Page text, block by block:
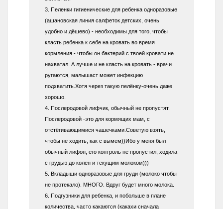
3. Пеленки гигиенические для ребенка одноразовые
(ашановская линия салфеток детских, очень
удобно и дёшево) - необходимы для того, чтобы
класть ребенка к себе на кровать во время
кормления - чтобы он бактерий с твоей кровати не
нахватал. А лучше и не класть на кровать - врачи
ругаются, малышаст может инфекцию
подхватить.Хотя через такую пелёнку-очень даже
хорошо.
4. Послеродовой лифчик, обычный не пропустят.
Послеродовой -это для кормящих мам, с
отстёгивающимися чашечками.Советую взять,
чтобы не ходить, как с вымем))Ибо у меня был
обычный лифон, его контроль не пропустил, ходила
с грудью до колен и текущим молоком)))
5. Вкладыши одноразовые для груди (молоко чтобы
не протекало). МНОГО. Вдруг будет много молока.
6. Подгузники для ребенка, и побольше в плане
количества, часто какаются (какахи сначала